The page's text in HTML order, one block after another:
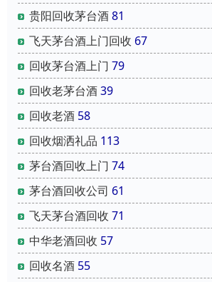
贵阳回收茅台酒81
飞天茅台酒上门回收 67
回收茅台酒上门 79
回收老茅台酒39
回收老酒 58
回收烟洒礼品 113
茅台酒回收上门 74
茅台酒回收公司 61
飞天茅台酒回收 71
中华老酒回收 57
回收名酒 55